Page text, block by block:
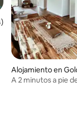
promedio: 4.77 de
Alojamiento en
A 2 minutos a pie